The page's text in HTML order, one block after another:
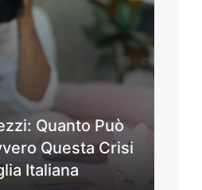
Quanto Può
Questa Crisi
Italiana